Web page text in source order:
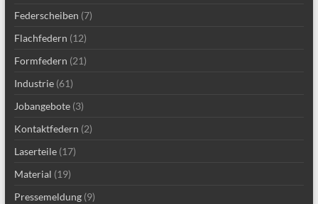
Federscheiben (7)
Flachfedern (12)
Formfedern (21)
Industrie(61)
Jobangebote(3)
Kontaktfedern (2)
Laserteile(17)
Material (19)
Pressemeldung(9)